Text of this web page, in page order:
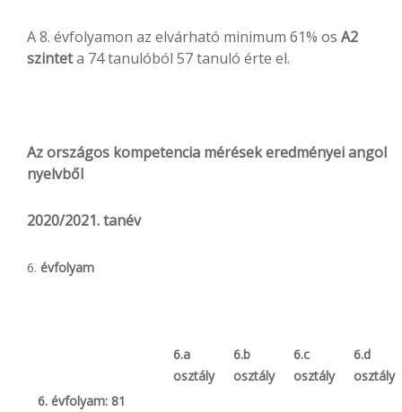
A 8. évfolyamon az elvárható minimum 61% os A2
szinteta 74 tanulóból 57 tanuló érte el.
Az országos kompetencia mérések eredményei angol
nyelvből
2020/2021. tanév
évfolyam
6. évfolyam: 81
6.a
osztály
6.b
osztály
6.c
osztály
6.d
osztály